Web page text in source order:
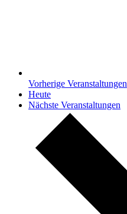
Vorherige Veranstaltungen
Heute
Nächste Veranstaltungen